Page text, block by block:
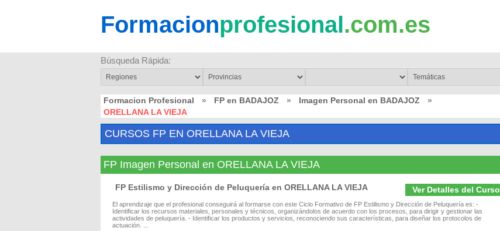
Formacionprofesional.com.es
Búsqueda Rápida:
Formacion Profesional » FP en BADAJOZ » Imagen Personal en BADAJOZ
»
ORELLANA LA VIEJA
CURSOS FP EN ORELLANA LA VIEJA
FP Imagen Personal en ORELLANA LA VIEJA
Ver Detalles del Curso
FP Estilismo y Dirección de Peluquería en ORELLANA LA VIEJA
El aprendizaje que el profesional conseguirá al formarse con este Ciclo Formativo de FP Estilismo y Dirección de Peluquería es: -
Identificar los recursos materiales, personales y técnicos, organizándolos de acuerdo con los procesos, para dirigir y gestionar las
actividades de peluquería. - Identificar los productos y servicios, reconociendo sus características, para diseñar los protocolos de
actuación. ...